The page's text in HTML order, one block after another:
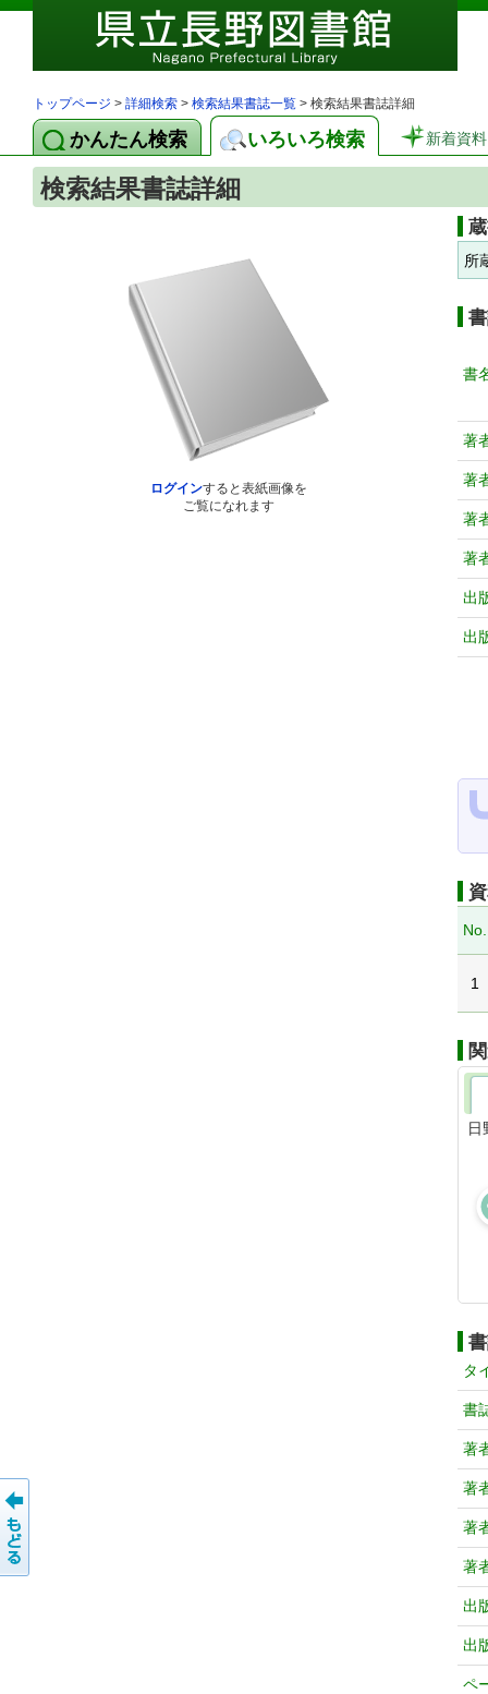
トップページ > 詳細検索 > 検索結果書誌一覧 > 検索結果書誌詳細
かんたん検索 いろいろ検索 新着資料
検索結果書誌詳細
ログインすると表紙画像を
ご覧になれます
所
書
著
著
著
著
出
出
No.
1
タ
書
著
著
著
著
出
出
ペ